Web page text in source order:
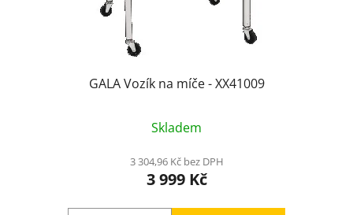
GALA Vozík na míče - XX41009
Skladem
3 304,96 Kč bez DPH
3 999 Kč